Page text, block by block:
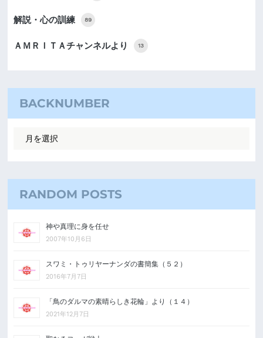
解説・心の訓練 89
ＡＭＲＩＴＡチャンネルより 13
BACKNUMBER
RANDOM POSTS
神や真理に身を任せ
2007年10月6日
スワミ・トゥリヤーナンダの書簡集（５２）
2016年7月7日
「鳥のダルマの素晴らしき花輪」より（１４）
2021年12月7日